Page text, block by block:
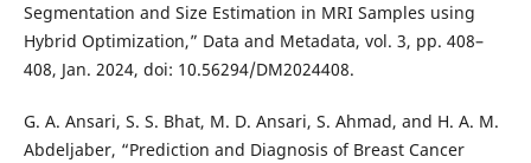
Segmentation and Size Estimation in MRI Samples using
Hybrid Optimization,” Data and Metadata, vol. 3, pp. 408–
408, Jan. 2024, doi: 10.56294/DM2024408.
G. A. Ansari, S. S. Bhat, M. D. Ansari, S. Ahmad, and H. A. M.
Abdeljaber, “Prediction and Diagnosis of Breast Cancer